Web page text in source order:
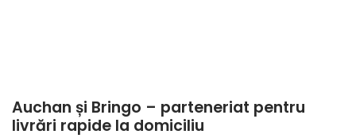
Auchan și Bringo – parteneriat pentru
livrări rapide la domiciliu